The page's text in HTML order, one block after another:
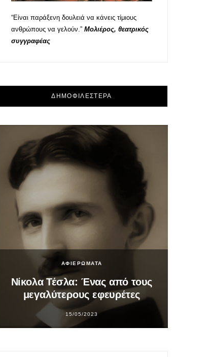
“Είναι παράξενη δουλειά να κάνεις τίμιους
ανθρώπους να γελούν.” Μολιέρος, θεατρικός
συγγραφέας
ΔΗΜΟΦΙΛΕΣΤΕΡΑ
ΑΦΙΕΡΩΜΑΤΑ
Νίκολα Τέσλα: Ένας από τους
μεγαλύτερους εφευρέτες
15/05/2023